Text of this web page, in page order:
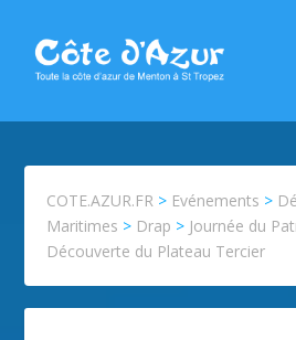
COTE.AZUR.FR > Evénements >
Maritimes > Drap > Journée du
Découverte du Plateau Tercier